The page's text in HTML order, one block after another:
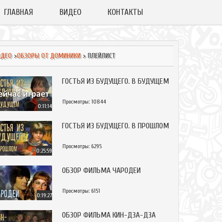
ГЛАВНАЯ ВИДЕО КОНТАКТЫ
>ОБЗОРЫ ОТ ДОМИНИКИ > ПЛЕЙЛИСТ
ГОСТЬЯ ИЗ БУДУЩЕГО. В БУДУЩЕМ
Просмотры: 10844
0:11:14
ГОСТЬЯ ИЗ БУДУЩЕГО. В ПРОШЛОМ
Просмотры: 6295
0:25:59
ОБЗОР ФИЛЬМА ЧАРОДЕИ
Просмотры: 6151
0:19:27
ОБЗОР ФИЛЬМА КИН-ДЗА-ДЗА